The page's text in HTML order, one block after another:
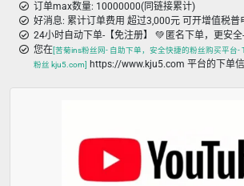
订单max数量: 10000000(同链接累计)
好消息: 累计订单费用 超过3,000元 可开增值税普
24小时自动下单-【免注册】 💚 匿名下单，更安全
您在[苦菊ins粉丝网- 自助下单，安全快捷的粉丝购买平台-
粉丝 kju5.com]
https://www.kju5.com 平台的下单信